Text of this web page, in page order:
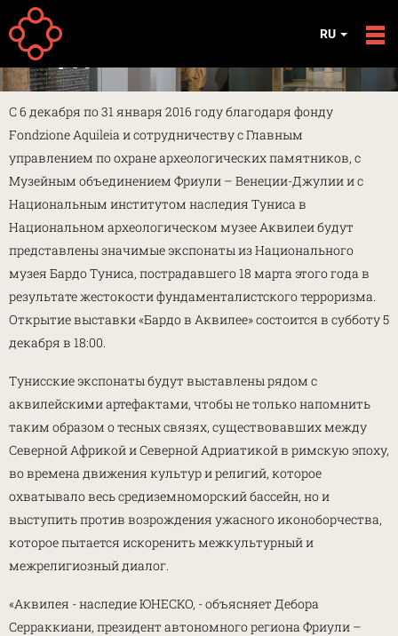
Перейти к основному содержанию
RU
ВЫСТАВКИ
Бардо в Аквилее
С 6 декабря по 31 января 2016 году благодаря фонду
Fondzione Aquileia и сотрудничеству с Главным
управлением по охране археологических памятников, с
Музейным объединением Фриули – Венеции-Джулии и с
Национальным институтом наследия Туниса в
Национальном археологическом музее Аквилеи будут
представлены значимые экспонаты из Национального
музея Бардо Туниса, пострадавшего 18 марта этого года в
результате жестокости фундаменталистского терроризма.
Открытие выставки «Бардо в Аквилее» состоится в субботу 5
декабря в 18:00.
Тунисские экспонаты будут выставлены рядом с
аквилейскими артефактами, чтобы не только напомнить
таким образом о тесных связях, существовавших между
Северной Африкой и Северной Адриатикой в римскую эпоху,
во времена движения культур и религий, которое
охватывало весь средиземноморский бассейн, но и
выступить против возрождения ужасного иконоборчества,
которое пытается искоренить межкультурный и
межрелигиозный диалог.
«Аквилея - наследие ЮНЕСКО, - объясняет Дебора
Серраккиани, президент автономного региона Фриули –